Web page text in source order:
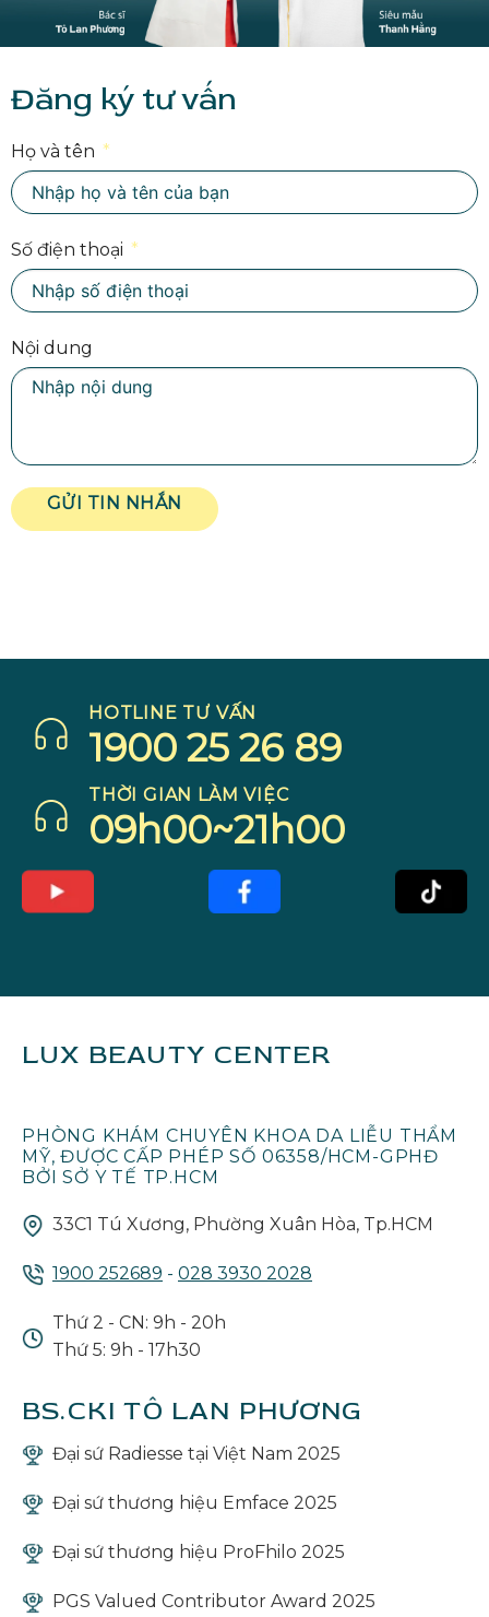
Đăng ký tư vấn
Họ và tên
Số điện thoại
Nội dung
GỬI TIN NHẮN
HOTLINE TƯ VẤN
1900 25 26 89
THỜI GIAN LÀM VIỆC
09h00~21h00
LUX BEAUTY CENTER
PHÒNG KHÁM CHUYÊN KHOA DA LIỄU THẨM
MỸ, ĐƯỢC CẤP PHÉP SỐ 06358/HCM-GPHĐ
BỞI SỞ Y TẾ TP.HCM
33C1 Tú Xương, Phường Xuân Hòa, Tp.HCM
1900 252689 - 028 3930 2028
Thứ 2 - CN: 9h - 20h
Thứ 5: 9h - 17h30
BS.CKI TÔ LAN PHƯƠNG
Đại sứ Radiesse tại Việt Nam 2025
Đại sứ thương hiệu Emface 2025
Đại sứ thương hiệu ProFhilo 2025
PGS Valued Contributor Award 2025